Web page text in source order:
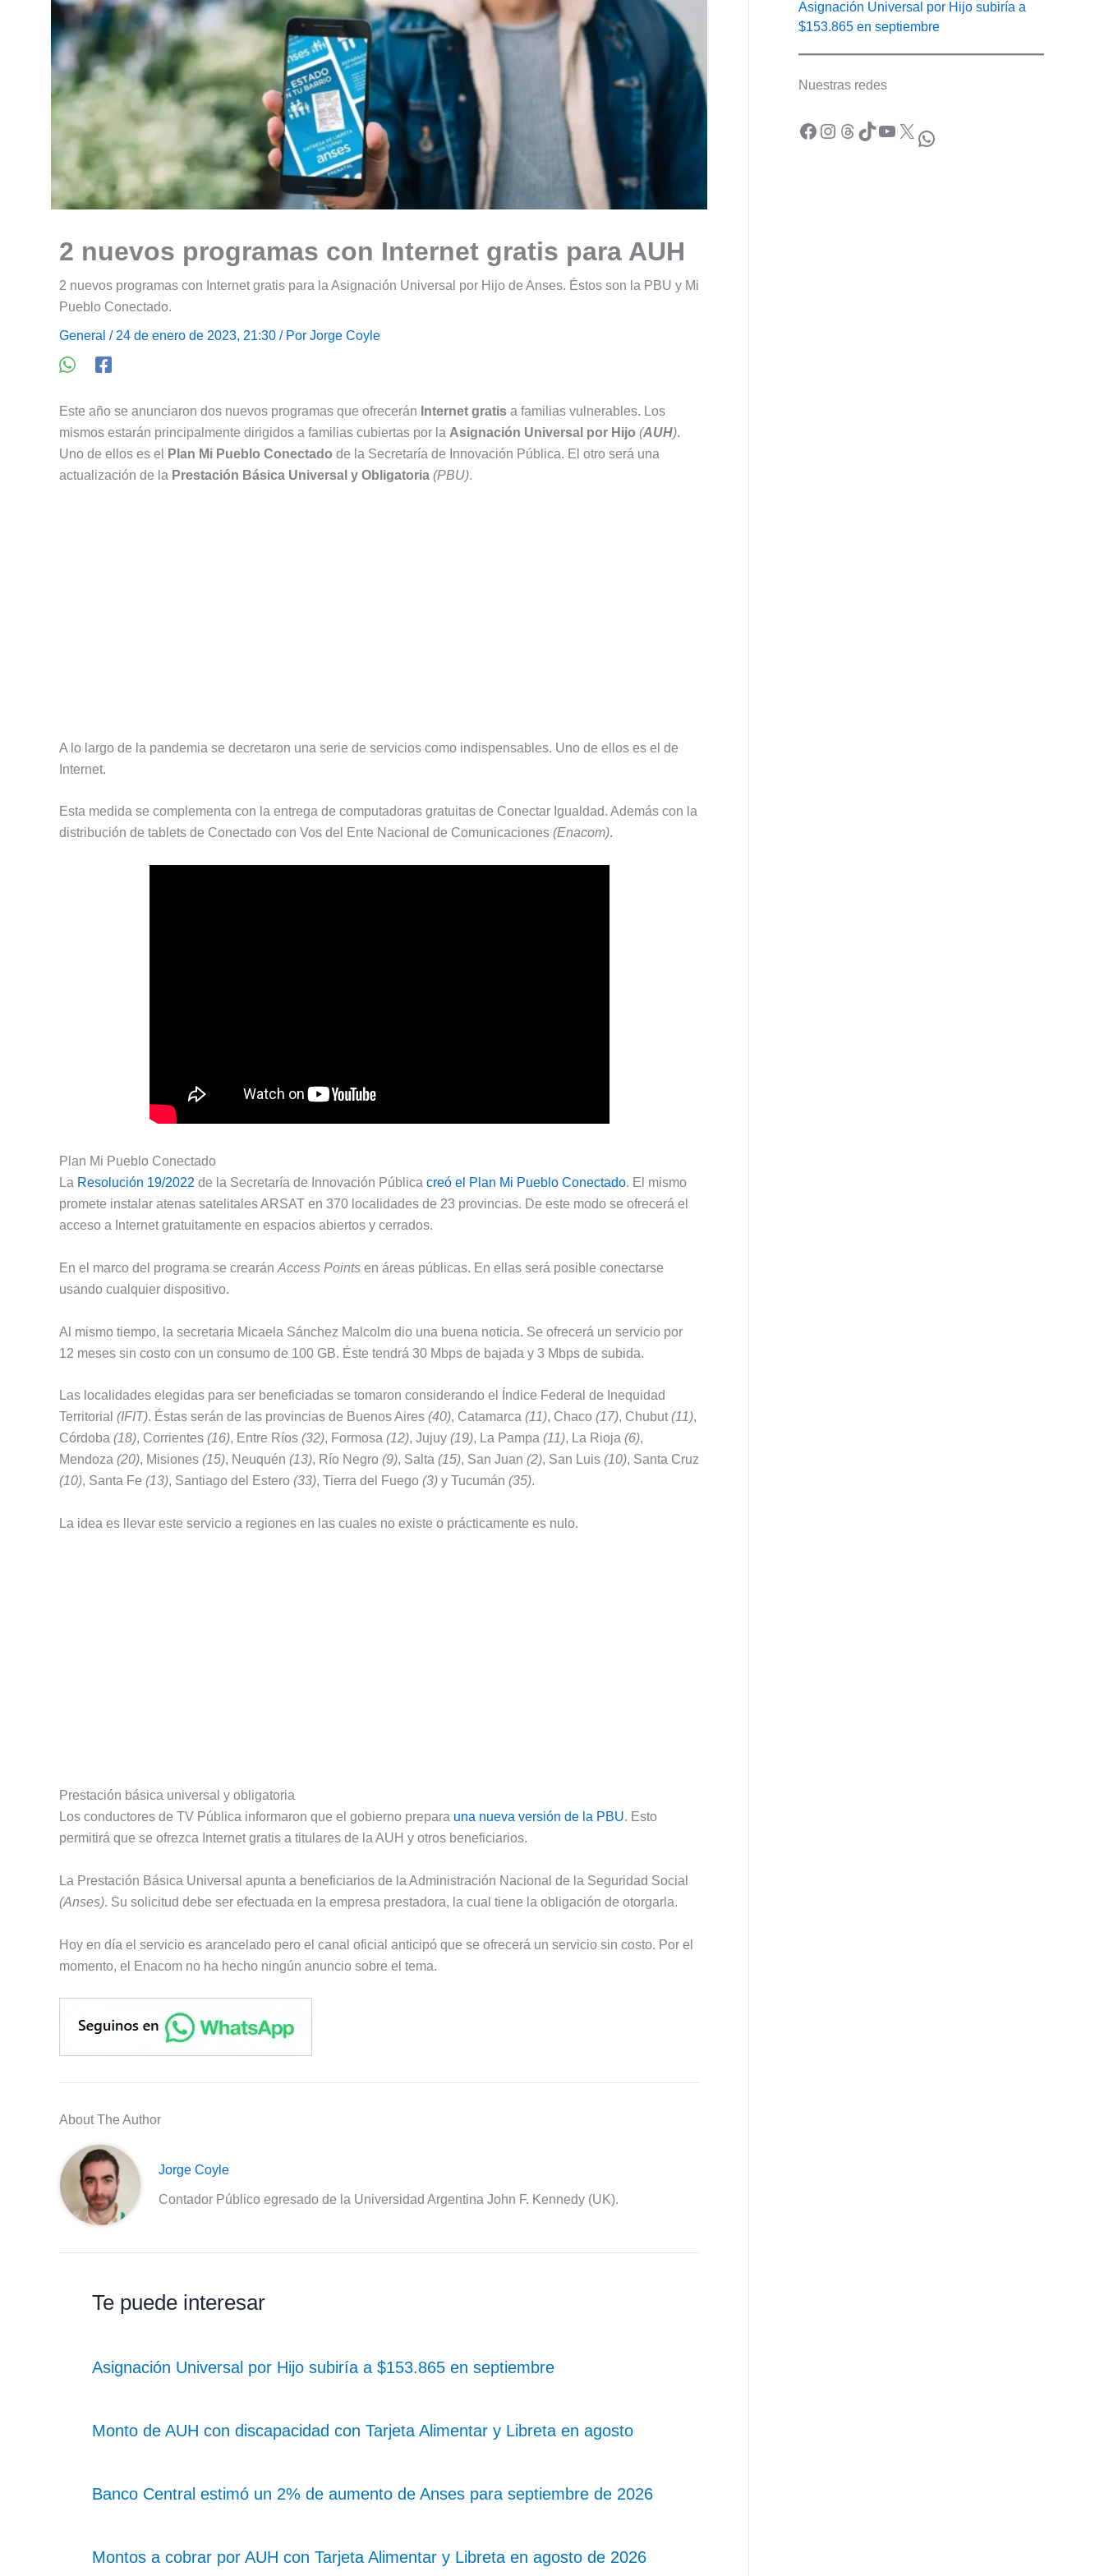
2 nuevos programas con Internet gratis para AUH
2 nuevos programas con Internet gratis para la Asignación Universal por Hijo de Anses. Éstos son la PBU y Mi
Pueblo Conectado.
General / 24 de enero de 2023, 21:30 / Por Jorge Coyle
Este año se anunciaron dos nuevos programas que ofrecerán Internet gratis a familias vulnerables. Los
mismos estarán principalmente dirigidos a familias cubiertas por la Asignación Universal por Hijo (AUH).
Uno de ellos es el
Plan Mi Pueblo Conectado de la Secretaría de Innovación Pública. El otro será una
actualización de la Prestación Básica Universal y Obligatoria (PBU).
A lo largo de la pandemia se decretaron una serie de servicios como indispensables. Uno de ellos es el de
Internet.
Esta medida se complementa con la entrega de computadoras gratuitas de Conectar Igualdad. Además con la
distribución de tablets de Conectado con Vos del Ente Nacional de Comunicaciones (Enacom).
Plan Mi Pueblo Conectado
La Resolución 19/2022 de la Secretaría de Innovación Pública creó el Plan Mi Pueblo Conectado. El mismo
promete instalar atenas satelitales ARSAT en 370 localidades de 23 provincias. De este modo se ofrecerá el
acceso a Internet gratuitamente en espacios abiertos y cerrados.
En el marco del programa se crearán Access Points en áreas públicas. En ellas será posible conectarse
usando cualquier dispositivo.
Al mismo tiempo, la secretaria Micaela Sánchez Malcolm dio una buena noticia. Se ofrecerá un servicio por
12 meses sin costo con un consumo de 100 GB. Éste tendrá 30 Mbps de bajada y 3 Mbps de subida.
Las localidades elegidas para ser beneficiadas se tomaron considerando el Índice Federal de Inequidad
Territorial (IFIT). Éstas serán de las provincias de Buenos Aires (40), Catamarca (11), Chaco (17), Chubut(11),
Córdoba (18), Corrientes (16), Entre Ríos (32), Formosa (12), Jujuy (19), La Pampa (11), La Rioja (6),
Mendoza (20), Misiones (15), Neuquén (13), Río Negro (9), Salta (15), San Juan (2), San Luis (10), Santa Cruz
(10), Santa Fe (13), Santiago del Estero (33), Tierra del Fuego (3) y Tucumán (35).
La idea es llevar este servicio a regiones en las cuales no existe o prácticamente es nulo.
Prestación básica universal y obligatoria
Los conductores de TV Pública informaron que el gobierno prepara una nueva versión de la PBU. Esto
permitirá que se ofrezca Internet gratis a titulares de la AUH y otros beneficiarios.
La Prestación Básica Universal apunta a beneficiarios de la Administración Nacional de la Seguridad Social
(Anses). Su solicitud debe ser efectuada en la empresa prestadora, la cual tiene la obligación de otorgarla.
Hoy en día el servicio es arancelado pero el canal oficial anticipó que se ofrecerá un servicio sin costo. Por el
momento, el Enacom no ha hecho ningún anuncio sobre el tema.
About The Author
Jorge Coyle
Contador Público egresado de la Universidad Argentina John F. Kennedy (UK).
Te puede interesar
Asignación Universal por Hijo subiría a $153.865 en septiembre
Monto de AUH con discapacidad con Tarjeta Alimentar y Libreta en agosto
Banco Central estimó un 2% de aumento de Anses para septiembre de 2026
Montos a cobrar por AUH con Tarjeta Alimentar y Libreta en agosto de 2026
Asignación Universal por Hijo subiría a
$153.865 en septiembre
Nuestras redes
Facebook Instagram Threads TikTok YouTube X WhatsApp